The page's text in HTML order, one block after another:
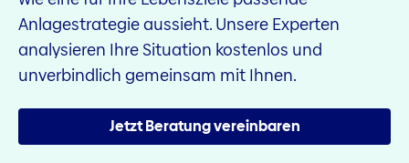
Anlagestrategie aussieht. Unsere Experten
analysieren Ihre Situation kostenlos und
unverbindlich gemeinsam mit Ihnen.
Jetzt Beratung vereinbaren